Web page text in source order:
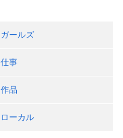
ガールズ
仕事
作品
ローカル